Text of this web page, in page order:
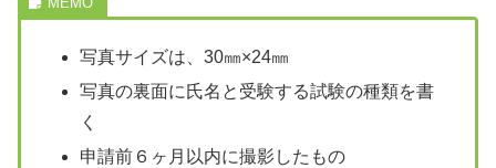
写真サイズは、30㎜×24㎜
写真の裏面に氏名と受験する試験の種類を書
く
申請前６ヶ月以内に撮影したもの